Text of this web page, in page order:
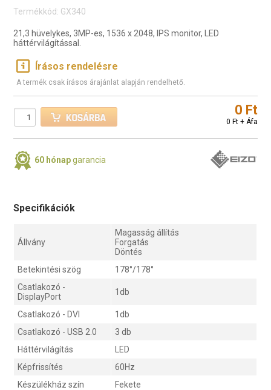
Termékkód: GX340
21,3 hüvelykes, 3MP-es, 1536 x 2048, IPS monitor, LED
háttérvilágítással.
Írásos rendelésre
A termék csak írásos árajánlat alapján rendelhető.
0 Ft
0 Ft + Áfa
60 hónapgarancia
Specifikációk
Állvány
Magasság állítás
Forgatás
Döntés
Betekintési szög
178°/178°
Csatlakozó -
DisplayPort
1db
Csatlakozó - DVI
1db
Csatlakozó - USB 2.0
3 db
Háttérvilágítás
LED
Képfrissítés
60Hz
Készülékház szín
Fekete